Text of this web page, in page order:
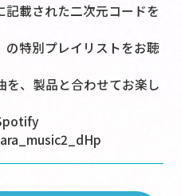
載された二次元コードを
の特別プレイリストをお聴
、製品と合わせてお楽し